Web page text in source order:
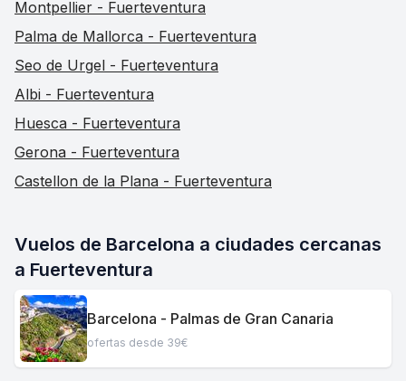
Montpellier - Fuerteventura
Palma de Mallorca - Fuerteventura
Seo de Urgel - Fuerteventura
Albi - Fuerteventura
Huesca - Fuerteventura
Gerona - Fuerteventura
Castellon de la Plana - Fuerteventura
Vuelos de Barcelona a ciudades cercanas
a Fuerteventura
Barcelona - Palmas de Gran Canaria
ofertas desde 39€